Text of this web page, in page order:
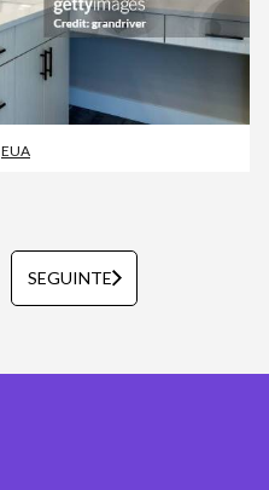
EUA
SEGUINTE